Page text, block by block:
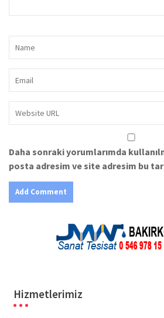
Daha sonraki yorumlarımda
posta adresim ve site adresim bu
Hizmetlerimiz